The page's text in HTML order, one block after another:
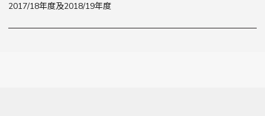
2017/18年度及2018/19年度